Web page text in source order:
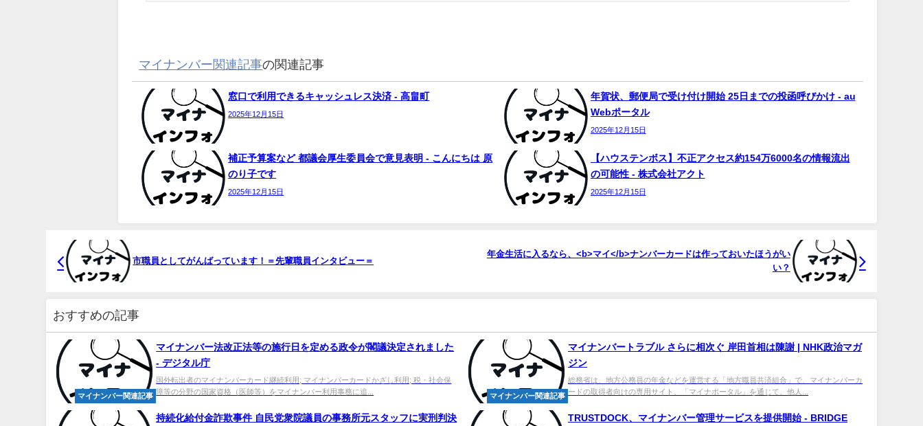
マイナンバー関連記事の関連記事
窓口で利用できるキャッシュレス決済 - 高畠町
2025年12月15日
年賀状、郵便局で受け付け開始 25日までの投函呼びかけ - au
Webポータル
2025年12月15日
補正予算案など 都議会厚生委員会で意見表明 - こんにちは 原
のり子です
2025年12月15日
【ハウステンボス】不正アクセス約154万6000名の情報流出
の可能性 - 株式会社アクト
2025年12月15日
市職員としてがんばっています！＝先輩職員インタビュー＝
年金生活に入るなら、<b>マイ</b>ナンバーカードは作っておいたほうがい
い？
おすすめの記事
マイナンバー関連記事
マイナンバー法改正法等の施行日を定める政令が閣議決定されました
- デジタル庁
国外転出者のマイナンバーカード継続利用; マイナンバーカードかざし利用; 税・社会保
障等の分野の国家資格（医師等）をマイナンバー利用事務に追...
マイナンバー関連記事
マイナンバー トラブル さらに相次ぐ 岸田首相は陳謝 | NHK政治マガ
ジン
総務省は、地方公務員の年金などを運営する「地方職員共済組合」で、マイナンバーカ
ードの取得者向けの専用サイト、「マイナポータル」を通じて、他人...
持続化給付金詐欺事件 自民党衆院議員の事務所元スタッフに実刑判決
TRUSTDOCK、 マイナンバー管理サービスを提供開始 - BRIDGE